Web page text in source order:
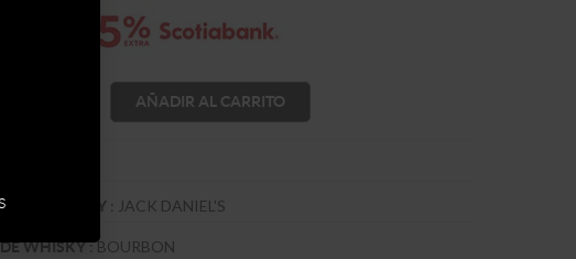
AÑADIR AL CARRITO
DE WHISKY : JACK DANIEL'S
WHISKY:BOURBON